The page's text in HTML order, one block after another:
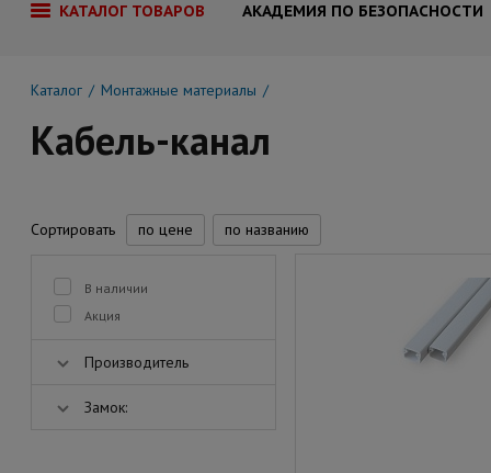
КАТАЛОГ ТОВАРОВ АКАДЕМИЯ ПО БЕЗОПАСНОСТИ
Каталог Монтажные материалы
Кабель-канал
Сортировать по цене по названию
В наличии
Акция
Производитель
Замок: